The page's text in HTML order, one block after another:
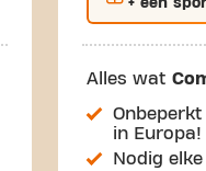
+ een
Alles wat
in Europa!
Nodig